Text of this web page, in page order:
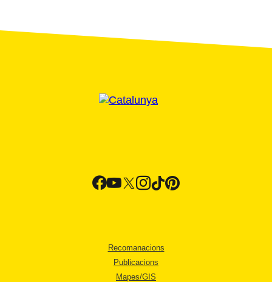
Recomanacions
Publicacions
Mapes/GIS